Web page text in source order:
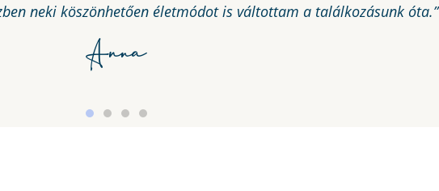
neki köszönhetően életmódot is váltottam a találkozásunk óta.”
Anna